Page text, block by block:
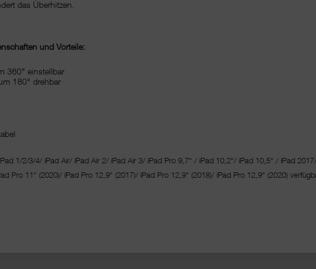
das Überhitzen.
und Vorteile:
360° einstellbar
180° drehbar
1/2/3/4/ iPad Air/ iPad Air 2/ iPad Air 3/ iPad Pro 9,7“ / iPad 10,2“/ iPad 10,5“ / iPad 2017/
Pro 11“ (2020)/ iPad Pro 12,9“ (2017)/ iPad Pro 12,9“ (2018)/ iPad Pro 12,9“ (2020)